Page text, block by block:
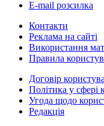
E-mail розсилка
Контакти
Реклама на сайті
Використання
Правила
Договір
Політика у сфері
Угода щодо
Редакція